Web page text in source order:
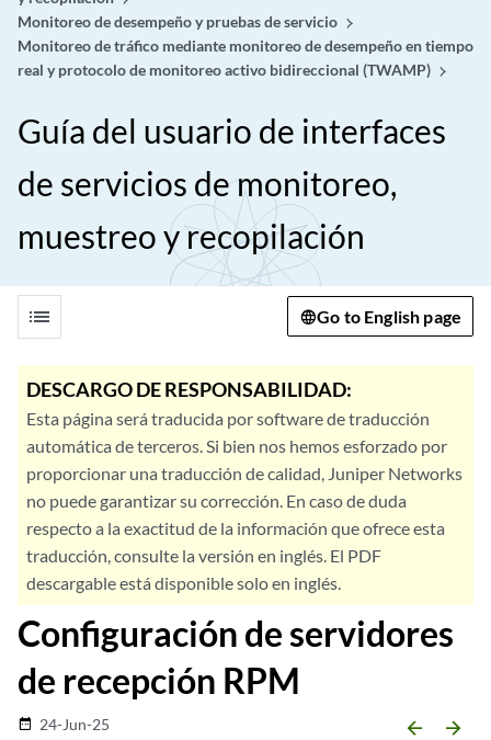
Monitoreo de desempeño y pruebas de servicio
Monitoreo de tráfico mediante monitoreo de desempeño en tiempo
real y protocolo de monitoreo activo bidireccional (TWAMP)
Guía del usuario de interfaces
de servicios de monitoreo,
muestreo y recopilación
list Go to English page
DESCARGO DE RESPONSABILIDAD:
Esta página será traducida por software de traducción
automática de terceros. Si bien nos hemos esforzado por
proporcionar una traducción de calidad, Juniper Networks
no puede garantizar su corrección. En caso de duda
respecto a la exactitud de la información que ofrece esta
traducción, consulte la versión en inglés. El PDF
descargable está disponible solo en inglés.
Configuración de servidores
de recepción RPM
date_range 24-Jun-25 arrow_backward arrow_forward